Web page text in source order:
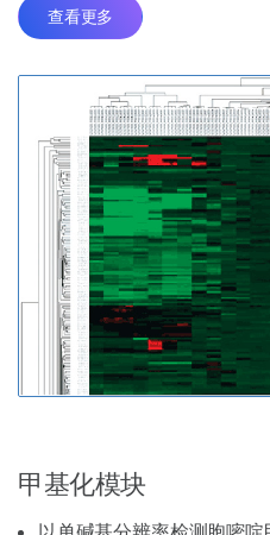
查看更多
甲基化模块